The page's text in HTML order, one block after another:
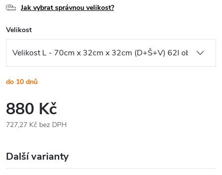
Jak vybrat správnou velikost?
Velikost
do 10 dnů
880 Kč
727,27 Kč bez DPH
Další varianty